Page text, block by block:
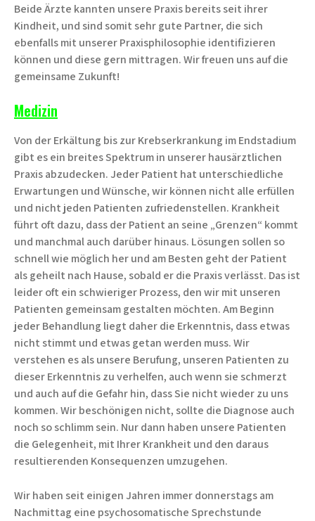
Beide Ärzte kannten unsere Praxis bereits seit ihrer
Kindheit, und sind somit sehr gute Partner, die sich
ebenfalls mit unserer Praxisphilosophie identifizieren
können und diese gern mittragen. Wir freuen uns auf die
gemeinsame Zukunft!
Medizin
Von der Erkältung bis zur Krebserkrankung im Endstadium
gibt es ein breites Spektrum in unserer hausärztlichen
Praxis abzudecken. Jeder Patient hat unterschiedliche
Erwartungen und Wünsche, wir können nicht alle erfüllen
und nicht jeden Patienten zufriedenstellen. Krankheit
führt oft dazu, dass der Patient an seine „Grenzen“ kommt
und manchmal auch darüber hinaus. Lösungen sollen so
schnell wie möglich her und am Besten geht der Patient
als geheilt nach Hause, sobald er die Praxis verlässt. Das ist
leider oft ein schwieriger Prozess, den wir mit unseren
Patienten gemeinsam gestalten möchten. Am Beginn
jeder Behandlung liegt daher die Erkenntnis, dass etwas
nicht stimmt und etwas getan werden muss. Wir
verstehen es als unsere Berufung, unseren Patienten zu
dieser Erkenntnis zu verhelfen, auch wenn sie schmerzt
und auch auf die Gefahr hin, dass Sie nicht wieder zu uns
kommen. Wir beschönigen nicht, sollte die Diagnose auch
noch so schlimm sein. Nur dann haben unsere Patienten
die Gelegenheit, mit Ihrer Krankheit und den daraus
resultierenden Konsequenzen umzugehen.
Wir haben seit einigen Jahren immer donnerstags am
Nachmittag eine psychosomatische Sprechstunde